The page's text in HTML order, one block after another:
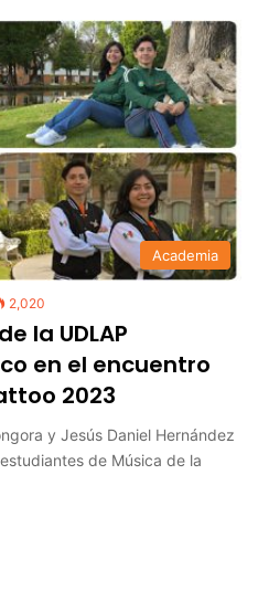
Academia
2,020
la UDLAP
en el encuentro
2023
y Jesús Daniel Hernández
de Música de la